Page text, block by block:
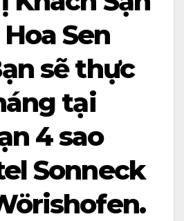
Sen
sẽ thực
tại
4 sao
Sonneck